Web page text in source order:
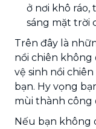
ở nơi khô ráo,
sáng mặt trời
Trên đây là
nồi chiên không
vệ sinh nồi
bạn. Hy vọng
mùi thành công
Nếu bạn không